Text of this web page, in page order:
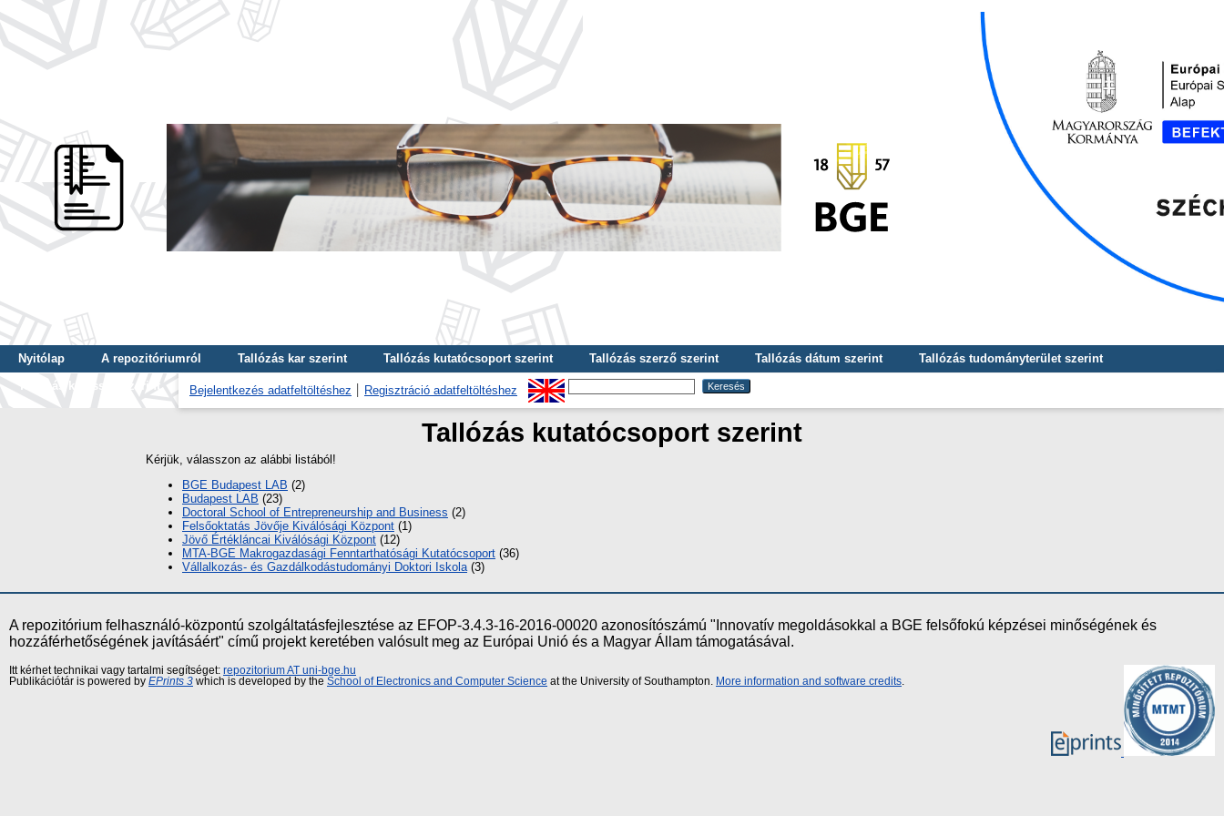
Nyitólap A repozitóriumról Tallózás kar szerint Tallózás kutatócsoport szerint Tallózás szerző szerint Tallózás dátum szerint
Tallózás tudományterület szerint
Tallózás kulcsszó szerint
Bejelentkezés adatfeltöltéshez Regisztráció adatfeltöltéshez
Tallózás kutatócsoport szerint
Kérjük, válasszon az alábbi listából!
BGE Budapest LAB (2)
Budapest LAB (23)
Doctoral School of Entrepreneurship and Business (2)
Felsőoktatás Jövője Kiválósági Központ (1)
Jövő Értékláncai Kiválósági Központ (12)
MTA-BGE Makrogazdasági Fenntarthatósági Kutatócsoport (36)
Vállalkozás- és Gazdálkodástudományi Doktori Iskola (3)
A repozitórium felhasználó-központú szolgáltatásfejlesztése az EFOP-3.4.3-16-2016-00020 azonosítószámú "Innovatív megoldásokkal a BGE felsőfokú képzései minőségének és
hozzáférhetőségének javításáért" című projekt keretében valósult meg az Európai Unió és a Magyar Állam támogatásával.
Itt kérhet technikai vagy tartalmi segítséget: repozitorium AT uni-bge.hu
Publikációtár is powered by EPrints 3 which is developed by the School of Electronics and Computer Science at the University of Southampton. More information and software credits